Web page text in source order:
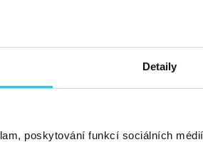
Detaily
poskytování funkcí sociálních